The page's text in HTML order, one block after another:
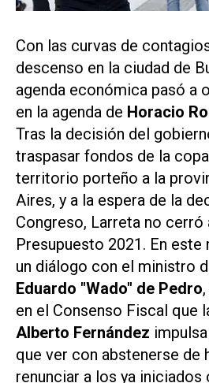
Con las curvas de
descenso en la ciudad de
agenda económica pasó a
en la agenda de Horacio
Tras la decisión del
traspasar fondos de la
territorio porteño a la
Aires, y a la espera de la
Congreso, Larreta no cerró
Presupuesto 2021. En este
un diálogo con el ministro
Eduardo "Wado" de Pedro
en el Consenso Fiscal que
Alberto Fernández
que ver con abstenerse de
renunciar a los ya